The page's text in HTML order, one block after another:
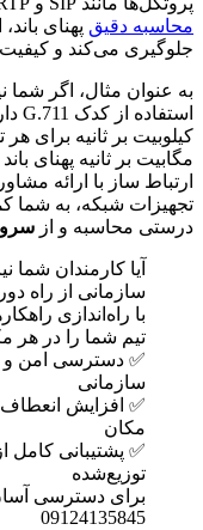
محاسبه دقیق پهنای
جلوگیری می‌کند و
مگابیت بر ثانیه پهنای
ارتباط ساز با ارائه
تجهیزات شبکه، به شما
درستی محاسبه و از
آیا کارمندان شما
سازمانی از راه
با راه‌اندازی
تیم شما را در هر
✅ دسترسی امن و
سازمانی
✅ افزایش
مکان
✅ پشتیبانی کامل
توزیع‌شده
برای دسترسی آسان
09124135845